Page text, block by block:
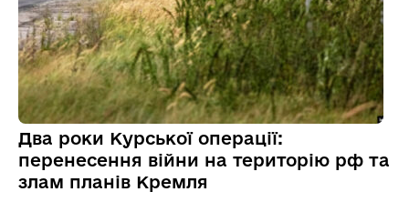
Два роки Курської операції:
перенесення війни на територію рф та
злам планів Кремля